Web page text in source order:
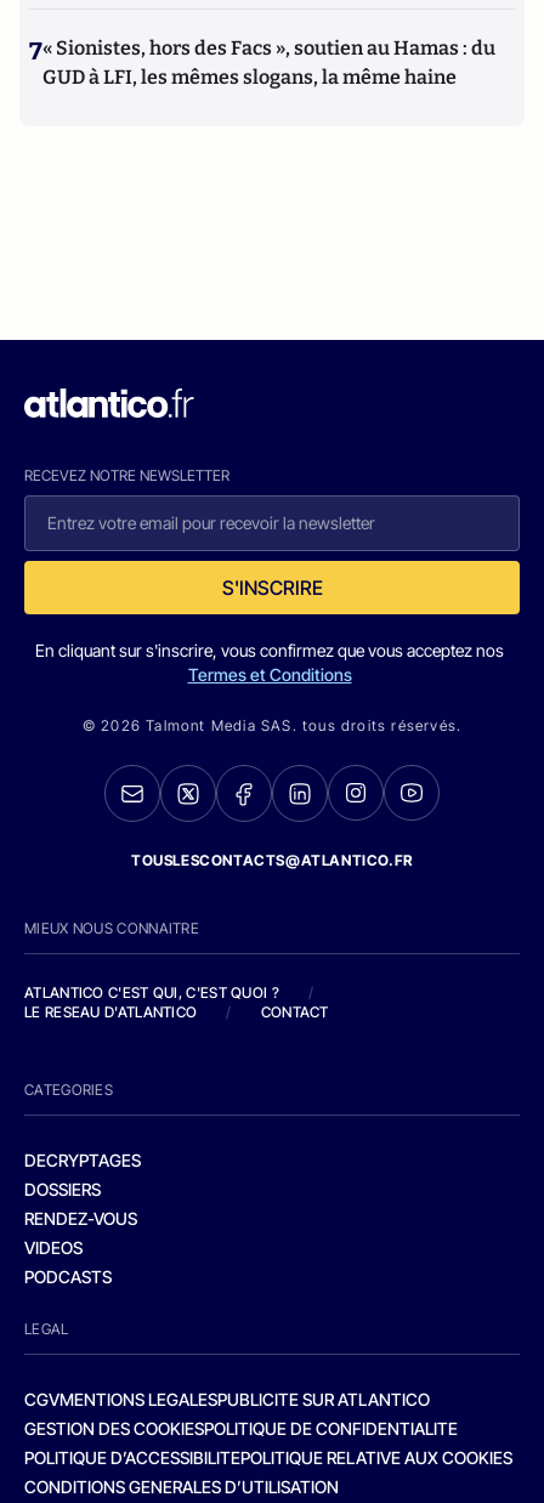
7« Sionistes, hors des Facs », soutien au Hamas : du
GUD à LFI, les mêmes slogans, la même haine
RECEVEZ NOTRE NEWSLETTER
S'INSCRIRE
En cliquant sur s'inscrire, vous confirmez que vous acceptez nos
Termes et Conditions
© 2026 Talmont Media SAS. tous droits réservés.
TOUSLESCONTACTS@ATLANTICO.FR
MIEUX NOUS CONNAITRE
ATLANTICO C'EST QUI, C'EST QUOI ?
/
LE RESEAU D'ATLANTICO
/ CONTACT
CATEGORIES
DECRYPTAGES
DOSSIERS
RENDEZ-VOUS
VIDEOS
PODCASTS
LEGAL
CGVMENTIONS LEGALESPUBLICITE SUR ATLANTICO
GESTION DES COOKIESPOLITIQUE DE CONFIDENTIALITE
POLITIQUE D’ACCESSIBILITEPOLITIQUE RELATIVE AUX COOKIES
CONDITIONS GENERALES D’UTILISATION